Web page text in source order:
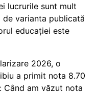
lucrurile sunt mult
varianta publicată
educației este
2026, o
a primit nota 8.70
Când am văzut nota